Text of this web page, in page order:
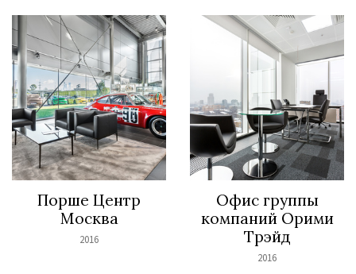
Порше Центр
Москва
2016
Офис группы
компаний Орими
Трэйд
2016